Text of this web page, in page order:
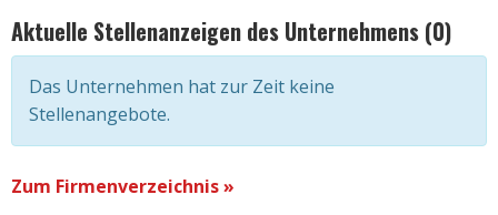
Aktuelle Stellenanzeigen des Unternehmens (0)
Das Unternehmen hat zur Zeit keine
Stellenangebote.
Zum Firmenverzeichnis »